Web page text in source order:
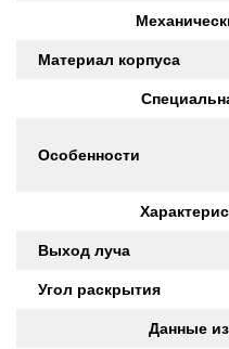
Материал корпуса
Особенности
Выход луча
Угол раскрытия
Данные